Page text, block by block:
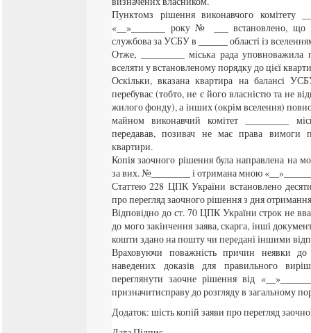
Пунктомз рішення виконавчого комітету
«__»_______ року № ___ встановлено, що
службова за УСБУ в ______ області із
Отже, _________ міська рада уповноважила
вселяти у встановленому порядку до цієї
Оскільки, вказана квартира на балансі
перебуває (тобто, не є його власністю та не
жилого фонду), а інших (окрім вселення)
майном виконавчий комітет _________
передавав, позивач не має права вимоги
квартири.
Копія заочного рішення була направлена на
за вих. №________ і отримана мною
Статтею 228 ЦПК України встановлено
про перегляд заочного рішення з дня
Відповідно до ст. 70 ЦПК України строк не
до мого закінчення заява, скарга, інші
кошти здано на пошту чи передані іншими
Враховуючи поважність причин неявки до
наведених доказів для правильного
переглянути заочне рішення від
призначитисправу до розгляду в загальному
Додаток: шість копій заяви про перегляд